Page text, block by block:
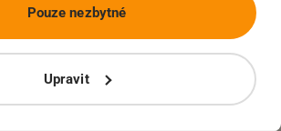
Upravit
Pouze nezbytné